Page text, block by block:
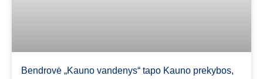
Bendrovė „Kauno vandenys“ tapo Kauno prekybos,